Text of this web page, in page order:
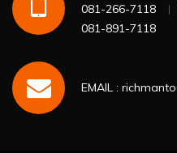
081-266-7118
081-891-7118
EMAIL :